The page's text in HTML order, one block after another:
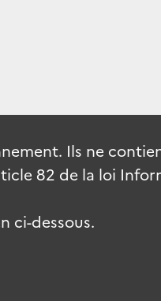
Ils ne
82 de la loi
ci-dessous.